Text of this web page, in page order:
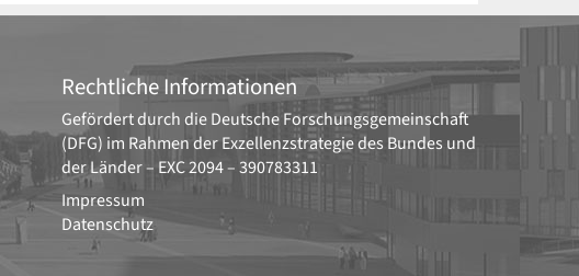
Rechtliche Informationen
Gefördert durch dieDeutsche Forschungsgemeinschaft
(DFG) im Rahmen der Exzellenzstrategie des Bundes und
der Länder – EXC 2094 – 390783311
Impressum
Datenschutz